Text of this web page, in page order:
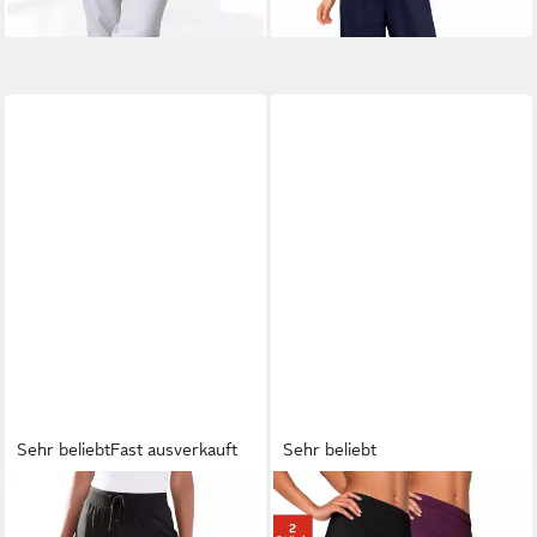
Sehr beliebtFast ausverkauft
BEACHTIME BY LASCANA
7/8-Strandhose aus weichem
Sehr beliebt
VIVANCE ACTIVE BY
LASCANA
Caprihose (2er-